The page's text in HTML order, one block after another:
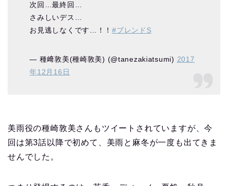
次回…最終回…
さみしいデス…
お見逃しなくです…！！#ブレンドS
— 種﨑敦美(種崎敦美) (@tanezakiatsumi) 2017
年12月16日
美雨役の種崎敦美さんもツイートされていますが、今
回は第3話以降で初めて、美雨と麻冬が一度も出てきま
せんでした。